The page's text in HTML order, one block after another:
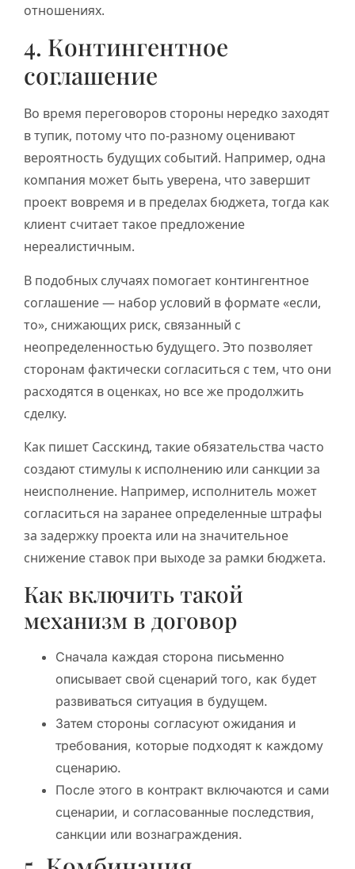
отношениях.
4. Контингентное
соглашение
Во время переговоров стороны нередко заходят
в тупик, потому что по-разному оценивают
вероятность будущих событий. Например, одна
компания может быть уверена, что завершит
проект вовремя и в пределах бюджета, тогда как
клиент считает такое предложение
нереалистичным.
В подобных случаях помогает контингентное
соглашение — набор условий в формате «если,
то», снижающих риск, связанный с
неопределенностью будущего. Это позволяет
сторонам фактически согласиться с тем, что они
расходятся в оценках, но все же продолжить
сделку.
Как пишет Сасскинд, такие обязательства часто
создают стимулы к исполнению или санкции за
неисполнение. Например, исполнитель может
согласиться на заранее определенные штрафы
за задержку проекта или на значительное
снижение ставок при выходе за рамки бюджета.
Как включить такой
механизм в договор
Сначала каждая сторона письменно
описывает свой сценарий того, как будет
развиваться ситуация в будущем.
Затем стороны согласуют ожидания и
требования, которые подходят к каждому
сценарию.
После этого в контракт включаются и сами
сценарии, и согласованные последствия,
санкции или вознаграждения.